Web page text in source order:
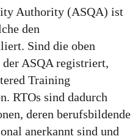
Authority (ASQA) ist
den
Sind die oben
ASQA registriert,
Training
RTOs sind dadurch
deren berufsbildende
anerkannt sind und